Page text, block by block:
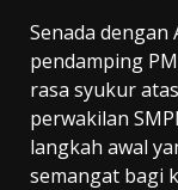
Senada dengan
pendamping
rasa syukur
perwakilan
langkah awal
semangat bagi